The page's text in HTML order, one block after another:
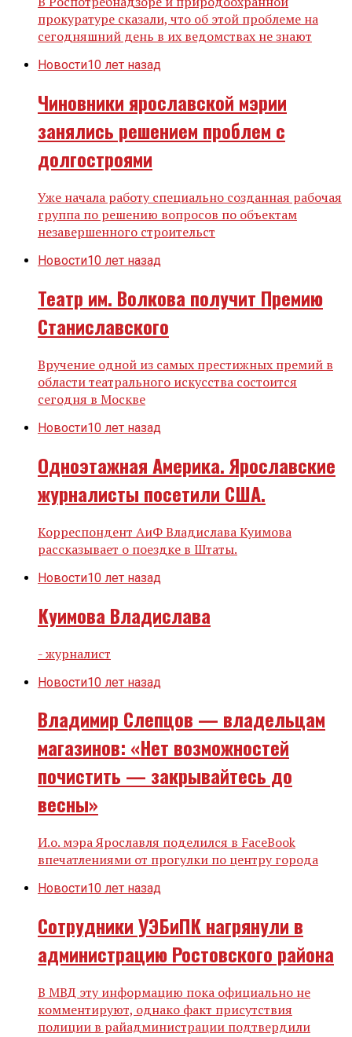
прокуратуре сказали, что об этой проблеме на
сегодняшний день в их ведомствах не знают
Новости10 лет назад
Чиновники ярославской мэрии
занялись решением проблем с
долгостроями
Уже начала работу специально созданная рабочая
группа по решению вопросов по объектам
незавершенного строительст
Новости10 лет назад
Театр им. Волкова получит Премию
Станиславского
Вручение одной из самых престижных премий в
области театрального искусства состоится
сегодня в Москве
Новости10 лет назад
Одноэтажная Америка. Ярославские
журналисты посетили США.
Корреспондент АиФ Владислава Куимова
рассказывает о поездке в Штаты.
Новости10 лет назад
Куимова Владислава
- журналист
Новости10 лет назад
Владимир Слепцов — владельцам
магазинов: «Нет возможностей
почистить — закрывайтесь до
весны»
И.о. мэра Ярославля поделился в FaceBook
впечатлениями от прогулки по центру города
Новости10 лет назад
Сотрудники УЭБиПК нагрянули в
администрацию Ростовского района
В МВД эту информацию пока официально не
комментируют, однако факт присутствия
полиции в райадминистрации подтвердили